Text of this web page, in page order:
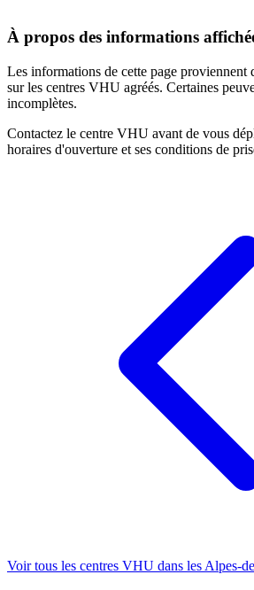
À propos des informations
Les informations de cette page proviennent
sur les centres VHU agréés. Certaines
incomplètes.
Contactez le centre VHU avant de vous
horaires d'ouverture et ses conditions de
Voir tous les centres VHU dans les Alpes-